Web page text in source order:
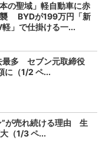
本の聖域」軽自動車に赤
BYDが199万円「新
軽」で仕掛ける一...
最多 セブン元取締役
に（1/2 ペ...
”が売れ続ける理由 生
（1/3 ペ...